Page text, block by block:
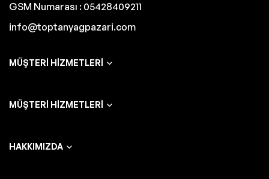
GSM Numarası : 05428409211
info@toptanyagpazari.com
MÜŞTERI HIZMETLERI
MÜŞTERI HIZMETLERI
HAKKIMIZDA